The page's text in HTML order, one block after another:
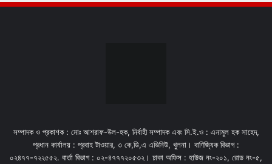
সম্পাদক ও প্রকাশক : মোঃ আশরাফ-উল-হক, নির্বাহী সম্পাদক এবং সি.ই.ও : এনামুল হক সাহেদ,
প্রধান কার্যালয় : প্রবাহ টাওয়ার, ৩ কে,ডি,এ এভিনিউ, খুলনা। বাণিজ্যিক বিভাগ :
০২৪৭৭-৭২২৫৫২. বার্তা বিভাগ : ০২-৪৭৭৭২০৫৩২। ঢাকা অফিস : হাউজ নং-২০১, রোড নং-৫,